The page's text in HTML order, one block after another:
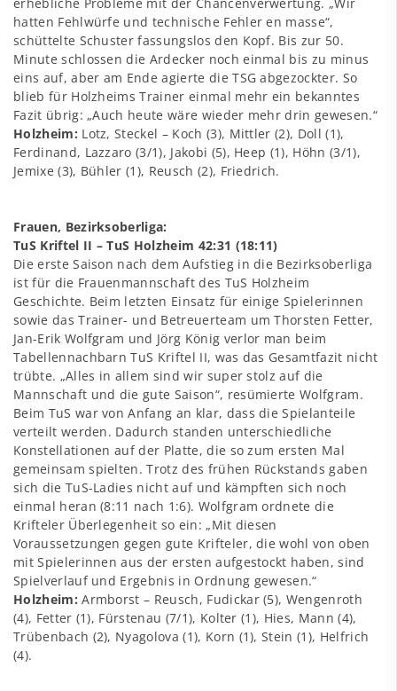
hatten Fehlwürfe und technische Fehler en masse“,
schüttelte Schuster fassungslos den Kopf. Bis zur 50.
Minute schlossen die Ardecker noch einmal bis zu minus
eins auf, aber am Ende agierte die TSG abgezockter. So
blieb für Holzheims Trainer einmal mehr ein bekanntes
Fazit übrig: „Auch heute wäre wieder mehr drin gewesen.“
Holzheim: Lotz, Steckel – Koch (3), Mittler (2), Doll (1),
Ferdinand, Lazzaro (3/1), Jakobi (5), Heep (1), Höhn (3/1),
Jemixe (3), Bühler (1), Reusch (2), Friedrich.
Frauen, Bezirksoberliga:
TuS Kriftel II – TuS Holzheim 42:31 (18:11)
Die erste Saison nach dem Aufstieg in die Bezirksoberliga
ist für die Frauenmannschaft des TuS Holzheim
Geschichte. Beim letzten Einsatz für einige Spielerinnen
sowie das Trainer- und Betreuerteam um Thorsten Fetter,
Jan-Erik Wolfgram und Jörg König verlor man beim
Tabellennachbarn TuS Kriftel II, was das Gesamtfazit nicht
trübte. „Alles in allem sind wir super stolz auf die
Mannschaft und die gute Saison“, resümierte Wolfgram.
Beim TuS war von Anfang an klar, dass die Spielanteile
verteilt werden. Dadurch standen unterschiedliche
Konstellationen auf der Platte, die so zum ersten Mal
gemeinsam spielten. Trotz des frühen Rückstands gaben
sich die TuS-Ladies nicht auf und kämpften sich noch
einmal heran (8:11 nach 1:6). Wolfgram ordnete die
Krifteler Überlegenheit so ein: „Mit diesen
Voraussetzungen gegen gute Krifteler, die wohl von oben
mit Spielerinnen aus der ersten aufgestockt haben, sind
Spielverlauf und Ergebnis in Ordnung gewesen.“
Holzheim: Armborst – Reusch, Fudickar (5), Wengenroth
(4), Fetter (1), Fürstenau (7/1), Kolter (1), Hies, Mann (4),
Trübenbach (2), Nyagolova (1), Korn (1), Stein (1), Helfrich
(4).